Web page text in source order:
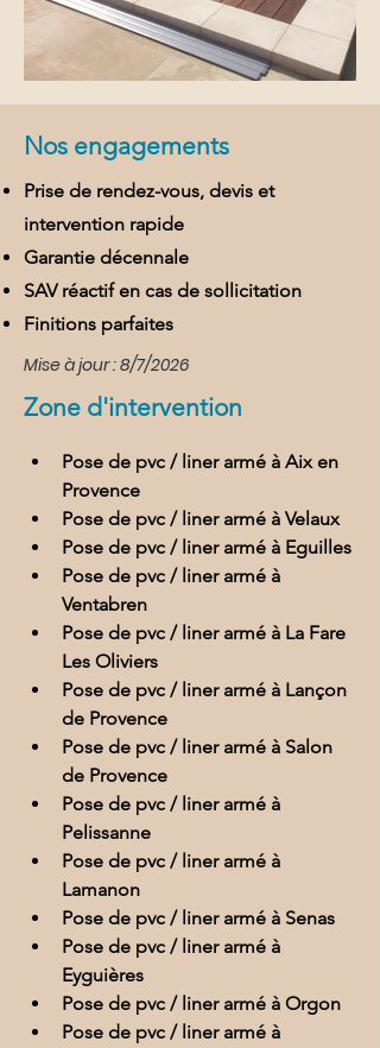
Nos engagements
Prise de rendez-vous, devis et
intervention rapide
Garantie décennale
SAV réactif en cas de sollicitation
Finitions parfaites
Mise à jour : 8/7/2026
Zone d'intervention
Pose de pvc / liner armé à Aix en
Provence
Pose de pvc / liner armé à Velaux
Pose de pvc / liner armé à Eguilles
Pose de pvc / liner armé à
Ventabren
Pose de pvc / liner armé à La Fare
Les Oliviers
Pose de pvc / liner armé à Lançon
de Provence
Pose de pvc / liner armé à Salon
de Provence
Pose de pvc / liner armé à
Pelissanne
Pose de pvc / liner armé à
Lamanon
Pose de pvc / liner armé à Senas
Pose de pvc / liner armé à
Eyguières
Pose de pvc / liner armé à Orgon
Pose de pvc / liner armé à